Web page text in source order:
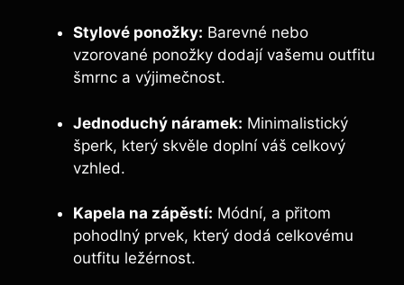
Stylové ponožky: Barevné nebo
vzorované ponožky dodají vašemu outfitu
šmrnc a výjimečnost.
Jednoduchý náramek: Minimalistický
šperk, který skvěle doplní váš celkový
vzhled.
Kapela na zápěstí: Módní, a přitom
pohodlný prvek, který dodá celkovému
outfitu ležérnost.